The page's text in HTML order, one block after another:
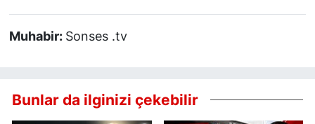
Muhabir: Sonses .tv
Bunlar da ilginizi çekebilir